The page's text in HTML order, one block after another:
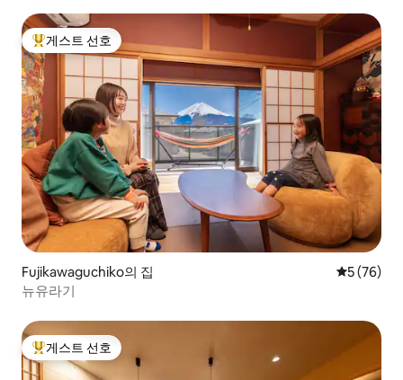
개, 욕조 2개
상위 게스트 선호
게스트 선호
Fujikawaguchiko의 집 평점 5점(5
5 (76)
뉴유라기
상위 게스트 선호
게스트 선호